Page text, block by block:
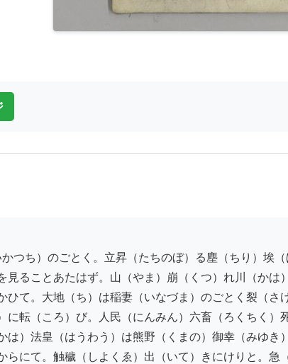
見ることあたはず。山（やま）崩（くつ）れ川（かは
ひて。大地（ち）は稲妻（いなづま）のごとく裂（
に転（ころ）び。人民（にんみん）六畜（ろくちく）
は）法皇（はうわう）は熊野（くまの）御幸（みゆ
らにて。触穢（しよくゑ）出（いて）きにけりと。急